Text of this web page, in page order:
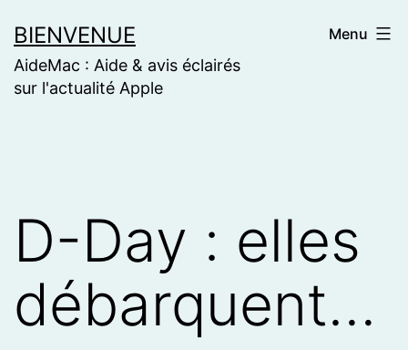
to
content
BIENVENUE
AideMac : Aide & avis éclairés
sur l'actualité Apple
Menu
D-Day : elles
débarquent…